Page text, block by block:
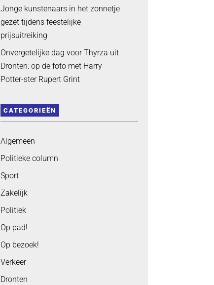
Jonge kunstenaars in het zonnetje
gezet tijdens feestelijke
prijsuitreiking
Onvergetelijke dag voor Thyrza uit
Dronten: op de foto met Harry
Potter-ster Rupert Grint
CATEGORIEËN
Algemeen
Politieke column
Sport
Zakelijk
Politiek
Op pad!
Op bezoek!
Verkeer
Dronten